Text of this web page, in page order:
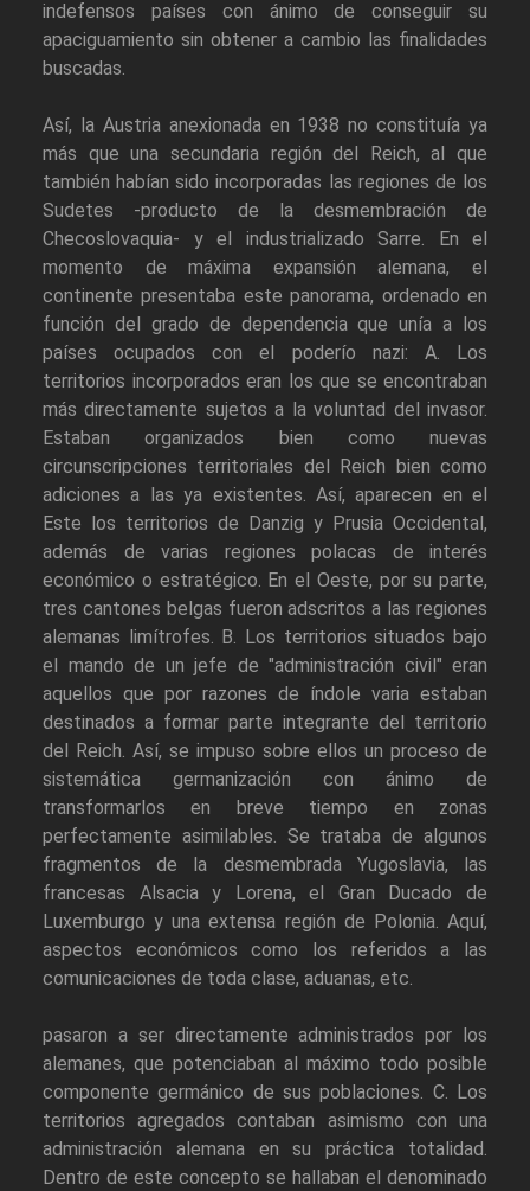
indefensos países con ánimo de conseguir su
apaciguamiento sin obtener a cambio las finalidades
buscadas.
Así, la Austria anexionada en 1938 no constituía ya
más que una secundaria región del Reich, al que
también habían sido incorporadas las regiones de los
Sudetes -producto de la desmembración de
Checoslovaquia- y el industrializado Sarre. En el
momento de máxima expansión alemana, el
continente presentaba este panorama, ordenado en
función del grado de dependencia que unía a los
países ocupados con el poderío nazi: A. Los
territorios incorporados eran los que se encontraban
más directamente sujetos a la voluntad del invasor.
Estaban organizados bien como nuevas
circunscripciones territoriales del Reich bien como
adiciones a las ya existentes. Así, aparecen en el
Este los territorios de Danzig y Prusia Occidental,
además de varias regiones polacas de interés
económico o estratégico. En el Oeste, por su parte,
tres cantones belgas fueron adscritos a las regiones
alemanas limítrofes. B. Los territorios situados bajo
el mando de un jefe de "administración civil" eran
aquellos que por razones de índole varia estaban
destinados a formar parte integrante del territorio
del Reich. Así, se impuso sobre ellos un proceso de
sistemática germanización con ánimo de
transformarlos en breve tiempo en zonas
perfectamente asimilables. Se trataba de algunos
fragmentos de la desmembrada Yugoslavia, las
francesas Alsacia y Lorena, el Gran Ducado de
Luxemburgo y una extensa región de Polonia. Aquí,
aspectos económicos como los referidos a las
comunicaciones de toda clase, aduanas, etc.
pasaron a ser directamente administrados por los
alemanes, que potenciaban al máximo todo posible
componente germánico de sus poblaciones. C. Los
territorios agregados contaban asimismo con una
administración alemana en su práctica totalidad.
Dentro de este concepto se hallaban el denominado